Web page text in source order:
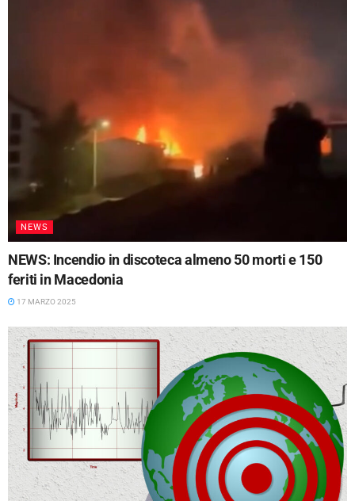
NEWS
NEWS: Incendio in discoteca almeno 50 morti e 150
feriti in Macedonia
17 MARZO 2025